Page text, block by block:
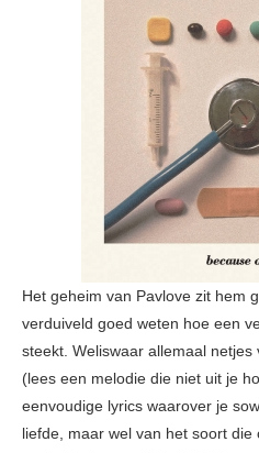
Het geheim van Pavlove zit hem
verduiveld goed weten hoe een
steekt. Weliswaar allemaal
(lees een melodie die niet uit je
eenvoudige lyrics waarover je
liefde, maar wel van het soort